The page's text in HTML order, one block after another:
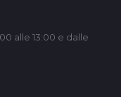
alle 13:00 e dalle